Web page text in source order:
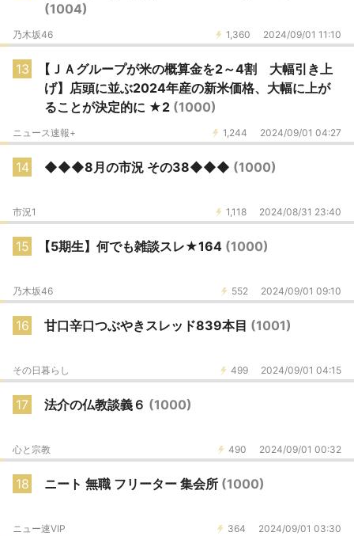
(1004)
1,360 2024/09/01 11:10
乃木坂46
13
【ＪＡグループが米の概算金を2～4割 大幅引き上
げ】店頭に並ぶ2024年産の新米価格、大幅に上が
ることが決定的に ★2 (1000)
1,244 2024/09/01 04:27
ニュース速報+
14 ◆◆◆8月の市況 その38◆◆◆ (1000)
1,118 2024/08/31 23:40
市況1
15 【5期生】何でも雑談スレ★164 (1000)
552 2024/09/01 09:10
乃木坂46
16 甘口辛口つぶやきスレッド839本目 (1001)
499 2024/09/01 04:15
その日暮らし
17 法介の仏教談義６ (1000)
490 2024/09/01 00:32
心と宗教
18 ニート 無職 フリーター 集会所 (1000)
364 2024/09/01 03:30
ニュー速VIP